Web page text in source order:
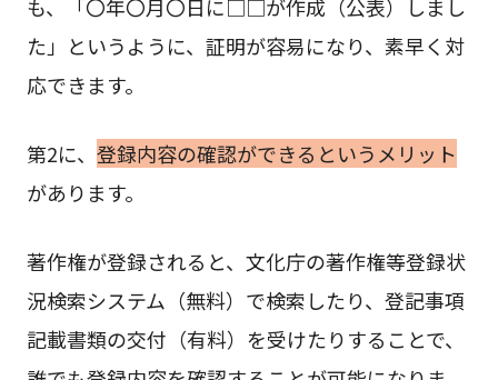
も、「〇年〇月〇日に□□が作成（公表）しまし
た」というように、証明が容易になり、素早く対
応できます。
第2に、 登録内容の確認ができるというメリット
があります。
著作権が登録されると、文化庁の著作権等登録状
況検索システム（無料）で検索したり、登記事項
記載書類の交付（有料）を受けたりすることで、